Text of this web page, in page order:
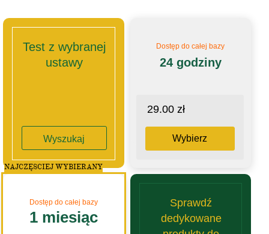
Test z wybranej
ustawy
Wyszukaj
Dostęp do całej bazy
24 godziny
29.00 zł
Wybierz
Dostęp do całej bazy
1 miesiąc
NAJCZĘSCIEJ WYBIERANY
Sprawdź
dedykowane